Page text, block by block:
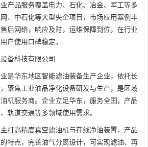
产品服务覆盖电力、石化、冶金、军工等多
、中石化等大型央企项目，市场应用案例丰
后网络，响应及时，运维保障到位，在行业
户使用口碑稳定。
备科技有限公司
是华东地区智能滤油装备生产企业，依托长
聚焦工业油品净化设备研发与生产，是区域
机服务商。企业立足华东，服务全国，产品
轨道交通等多领域使用需求。
打高精度真空滤油机与在线净油装置，产品
特点，完善油气分离设计，可实现滤油、再